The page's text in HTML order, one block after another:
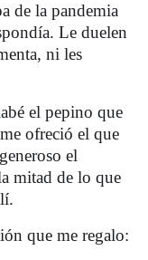
de la pandemia
Le duelen
ni les
el pepino que
ofreció el que
el
mitad de lo que
que me regalo: